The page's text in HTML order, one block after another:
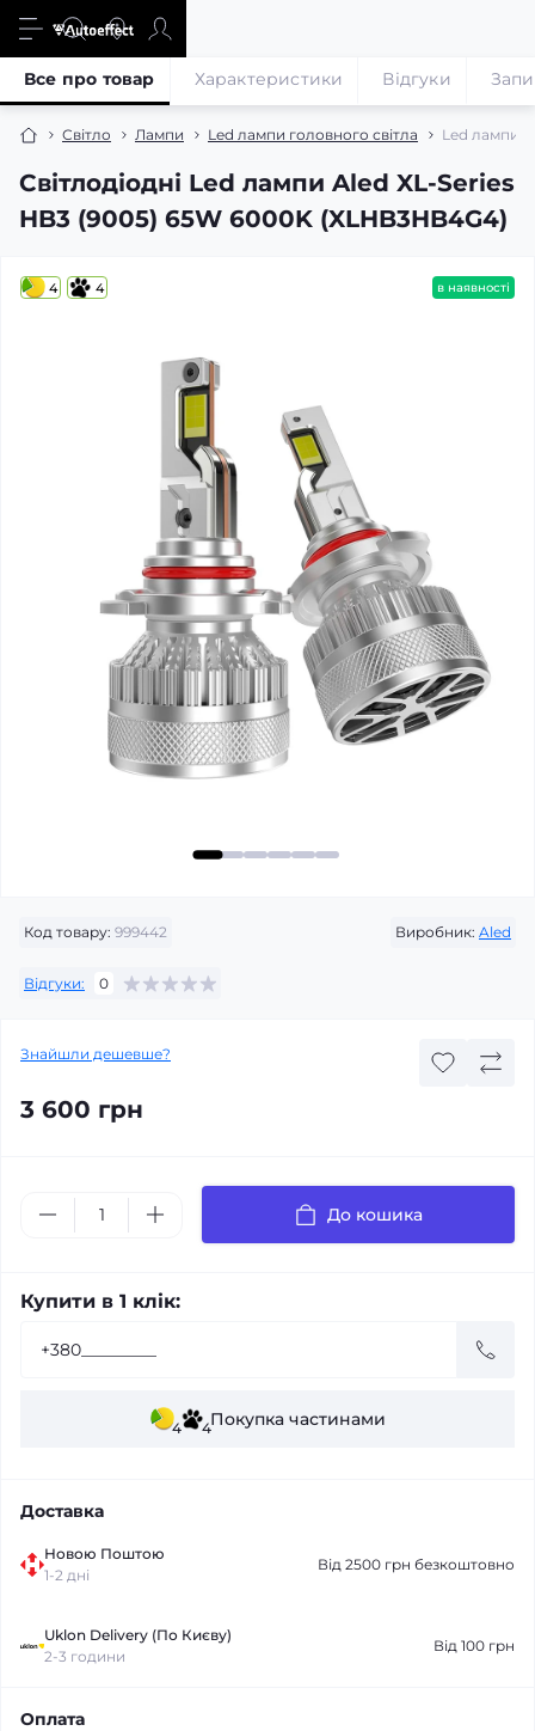
Світло Лампи Led лампи головного світла Led лампи
Світлодіодні Led лампи Aled XL-Series
HB3 (9005) 65W 6000K (XLHB3HB4G4)
Все про товар Характеристики Відгуки
4 4 в наявності
Код товару: 999442 Виробник: Aled
Відгуки: 0
Знайшли дешевше?
3 600 грн
До кошика
Купити в 1 клік:
4 4Покупка частинами
Доставка
Новою Поштою
1-2 дні
Від 2500 грн безкоштовно
Uklon Delivery (По Києву)
2-3 години
Від 100 грн
Оплата